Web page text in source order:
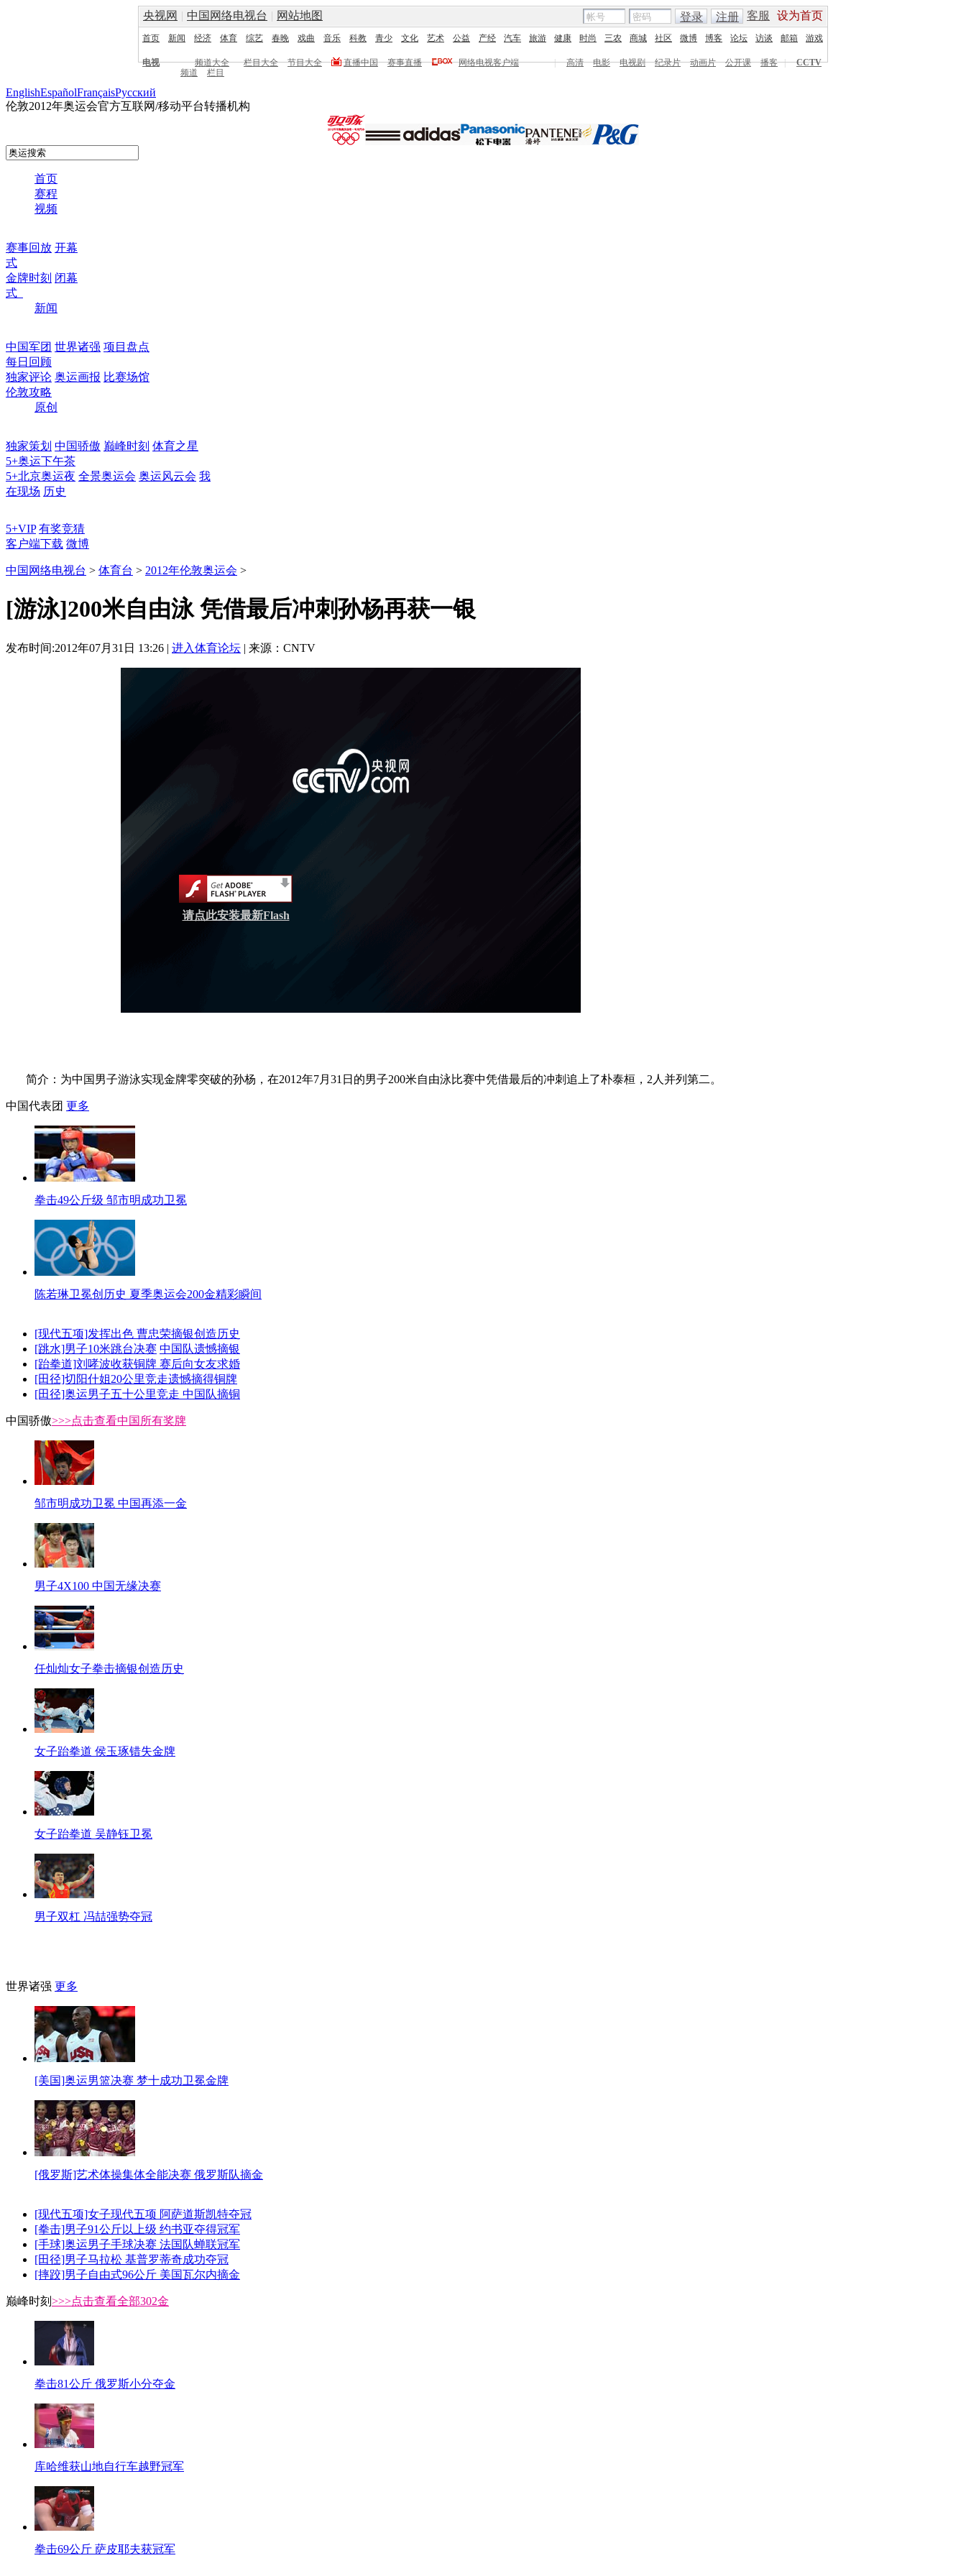
央视网 | 中国网络电视台 | 网站地图 客服 设为首页
登录 注册
首页 新闻 经济 体育 综艺 春晚 戏曲 音乐 科教 青少 文化 艺术 公益 产经 汽车 旅游 健康 时尚 三农 商城 社区 微博 博客 论坛 访谈 邮箱 游戏
电视 频道大全 栏目大全 节目大全 直播中国 赛事直播 网络电视客户端 | 高清 电影 电视剧 纪录片 动画片 公开课 播客 |
CCTV
频道
栏目
EnglishEspañolFrançaisPусский
伦敦2012年奥运会官方互联网/移动平台转播机构
首页
赛程
视频
赛事回放 开幕
式
金牌时刻 闭幕
式
新闻
中国军团 世界诸强 项目盘点
每日回顾
独家评论 奥运画报 比赛场馆
伦敦攻略
原创
独家策划 中国骄傲 巅峰时刻 体育之星
5+奥运下午茶
5+北京奥运夜 全景奥运会 奥运风云会 我
在现场 历史
5+VIP 有奖竞猜
客户端下载 微博
中国网络电视台 > 体育台 > 2012年伦敦奥运会 >
[游泳]200米自由泳 凭借最后冲刺孙杨再获一银
发布时间:2012年07月31日 13:26 | 进入体育论坛 | 来源：CNTV
请点此安装最新Flash
简介：为中国男子游泳实现金牌零突破的孙杨，在2012年7月31日的男子200米自由泳比赛中凭借最后的冲刺追上了朴泰桓，2人并列第二。
中国代表团 更多
拳击49公斤级 邹市明成功卫冕
陈若琳卫冕创历史 夏季奥运会200金精彩瞬间
[现代五项]发挥出色 曹忠荣摘银创造历史
[跳水]男子10米跳台决赛 中国队遗憾摘银
[跆拳道]刘哮波收获铜牌 赛后向女友求婚
[田径]切阳什姐20公里竞走遗憾摘得铜牌
[田径]奥运男子五十公里竞走 中国队摘铜
中国骄傲>>>点击查看中国所有奖牌
邹市明成功卫冕 中国再添一金
男子4X100 中国无缘决赛
任灿灿女子拳击摘银创造历史
女子跆拳道 侯玉琢错失金牌
女子跆拳道 吴静钰卫冕
男子双杠 冯喆强势夺冠
世界诸强 更多
[美国]奥运男篮决赛 梦十成功卫冕金牌
[俄罗斯]艺术体操集体全能决赛 俄罗斯队摘金
[现代五项]女子现代五项 阿萨道斯凯特夺冠
[拳击]男子91公斤以上级 约书亚夺得冠军
[手球]奥运男子手球决赛 法国队蝉联冠军
[田径]男子马拉松 基普罗蒂奇成功夺冠
[摔跤]男子自由式96公斤 美国瓦尔内摘金
巅峰时刻 >>>点击查看全部302金
拳击81公斤 俄罗斯小分夺金
库哈维获山地自行车越野冠军
拳击69公斤 萨皮耶夫获冠军